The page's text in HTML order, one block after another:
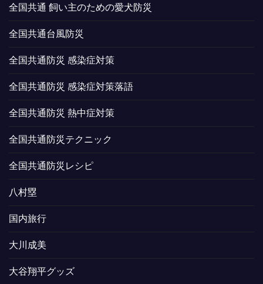
全国共通 飼い主のための愛犬防災
全国共通台風防災
全国共通防災 感染症対策
全国共通防災 感染症対策落語
全国共通防災 熱中症対策
全国共通防災テクニック
全国共通防災レシピ
八村塁
国内旅行
大川成美
大谷翔平グッズ